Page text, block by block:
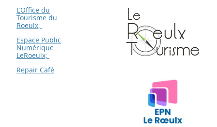
L’Office du
Tourisme du
Roeulx;
Espace Public
Numérique
LeRoeulx;
Repair Café